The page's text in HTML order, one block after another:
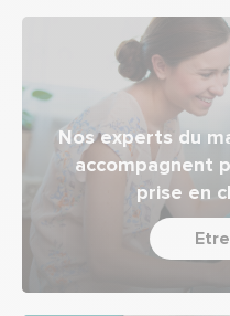
Nos experts du
accompagnent
prise en